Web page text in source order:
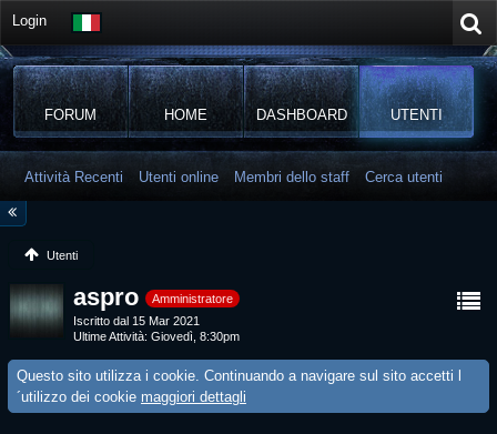
Login
FORUM HOME DASHBOARD UTENTI
Attività Recenti Utenti online Membri dello staff Cerca utenti
Utenti
aspro
Amministratore
Iscritto dal 15 Mar 2021
Ultime Attività Giovedì, 8:30pm
Questo sito utilizza i cookie. Continuando a navigare sul sito accetti l
´utilizzo dei cookie maggiori dettagli